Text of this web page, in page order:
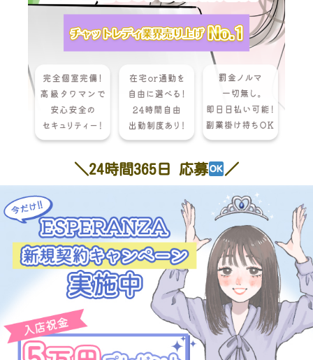
＼24時間365日 応募 ／